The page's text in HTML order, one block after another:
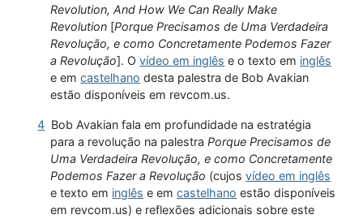
Revolution, And How We Can Really Make
Revolution [Porque Precisamos de Uma Verdadeira
Revolução, e como Concretamente Podemos Fazer
a Revolução]. Ovídeo em inglês e o texto em inglês
e emcastelhano desta palestra de Bob Avakian
estão disponíveis em revcom.us.
4 Bob Avakian fala em profundidade na estratégia
para a revolução na palestraPorque Precisamos de
Uma Verdadeira Revolução, e como Concretamente
Podemos Fazer a Revolução (cujosvídeo em inglês
e texto em inglês e emcastelhano estão disponíveis
em revcom.us) e reflexões adicionais sobre este